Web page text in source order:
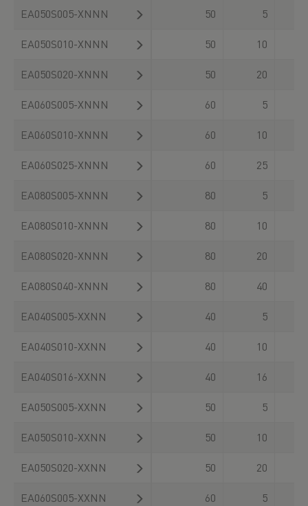
EA050S005-XNNN 50 5
EA050S010-XNNN 50 10
EA050S020-XNNN 50 20
EA060S005-XNNN 60 5
EA060S010-XNNN 60 10
EA060S025-XNNN 60 25
EA080S005-XNNN 80 5
EA080S010-XNNN 80 10
EA080S020-XNNN 80 20
EA080S040-XNNN 80 40
EA040S005-XXNN 40 5
EA040S010-XXNN 40 10
EA040S016-XXNN 40 16
EA050S005-XXNN 50 5
EA050S010-XXNN 50 10
EA050S020-XXNN 50 20
EA060S005-XXNN 60 5